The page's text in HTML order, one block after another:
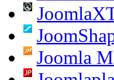
Joomla